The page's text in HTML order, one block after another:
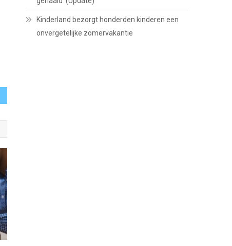
Kinderland bezorgt honderden kinderen een
onvergetelijke zomervakantie